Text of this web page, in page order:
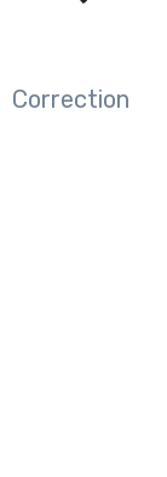
Correction